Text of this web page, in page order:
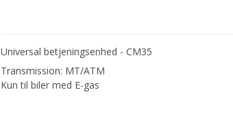
Universal betjeningsenhed - CM35
Transmission: MT/ATM
Kun til biler med E-gas